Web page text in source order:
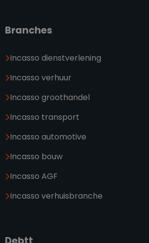
Branches
Incasso dienstverlening
Incasso verhuur
Incasso groothandel
Incasso transport
Incasso automotive
Incasso bouw
Incasso AGF
Incasso verhuisbranche